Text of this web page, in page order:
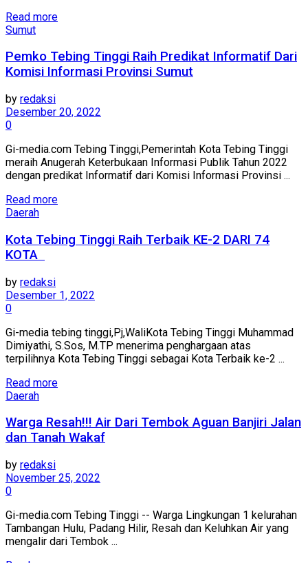
Read more
Sumut
Pemko Tebing Tinggi Raih Predikat Informatif Dari
Komisi Informasi Provinsi Sumut
by redaksi
Desember 20, 2022
0
Gi-media.com Tebing Tinggi,Pemerintah Kota Tebing Tinggi
meraih Anugerah Keterbukaan Informasi Publik Tahun 2022
dengan predikat Informatif dari Komisi Informasi Provinsi ...
Read more
Daerah
Kota Tebing Tinggi Raih Terbaik KE-2 DARI 74
KOTA
by redaksi
Desember 1, 2022
0
Gi-media tebing tinggi,Pj,WaliKota Tebing Tinggi Muhammad
Dimiyathi, S.Sos, M.TP menerima penghargaan atas
terpilihnya Kota Tebing Tinggi sebagai Kota Terbaik ke-2 ...
Read more
Daerah
Warga Resah!!! Air Dari Tembok Aguan Banjiri Jalan
dan Tanah Wakaf
by redaksi
November 25, 2022
0
Gi-media.com Tebing Tinggi -- Warga Lingkungan 1 kelurahan
Tambangan Hulu, Padang Hilir, Resah dan Keluhkan Air yang
mengalir dari Tembok ...